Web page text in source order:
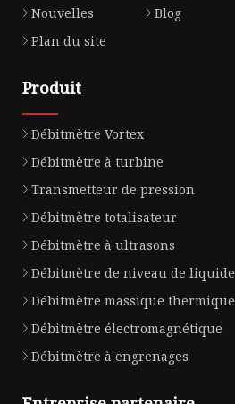
Nouvelles
Blog
Plan du site
Produit
Débitmètre Vortex
Débitmètre à turbine
Transmetteur de pression
Débitmètre totalisateur
Débitmètre à ultrasons
Débitmètre de niveau de liquide
Débitmètre massique thermique
Débitmètre électromagnétique
Débitmètre à engrenages